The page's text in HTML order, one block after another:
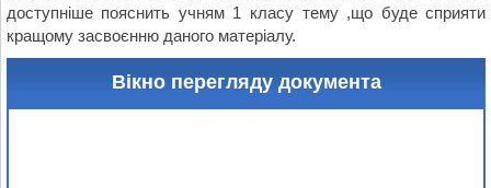
доступніше пояснить учням 1 класу тему ,що буде сприяти
кращому засвоєнню даного матеріалу.
Вікно перегляду документа